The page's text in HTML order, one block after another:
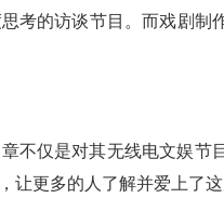
考的访谈节目。而戏剧制
不仅是对其无线电文娱节
更多的人了解并爱上了这